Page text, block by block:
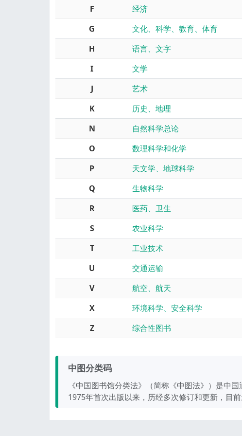
F
经济
G
文化、科学、教育、体育
H
语言、文字
I
文学
J
艺术
K
历史、地理
N
自然科学总论
O
数理科学和化学
P
天文学、地球科学
Q
生物科学
R
医药、卫生
S
农业科学
T
工业技术
U
交通运输
V
航空、航天
X
环境科学、安全科学
Z
综合性图书
中图分类码
《中国图书馆分类法》（简称《中图法》）是中
1975年首次出版以来，历经多次修订和更新，目